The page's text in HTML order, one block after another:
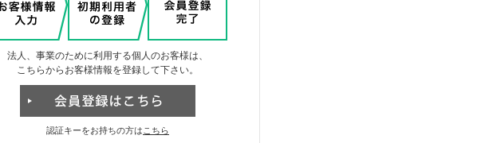
法人、事業のために利用する個人のお客様は、
こちらからお客様情報を登録して下さい。
認証キーをお持ちの方は こちら